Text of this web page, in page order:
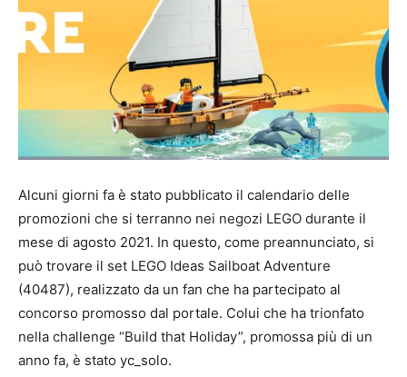
Alcuni giorni fa è stato pubblicato il calendario delle
promozioni che si terranno nei negozi LEGO durante il
mese di agosto 2021. In questo, come preannunciato, si
può trovare il set LEGO Ideas Sailboat Adventure
(40487), realizzato da un fan che ha partecipato al
concorso promosso dal portale. Colui che ha trionfato
nella challenge “Build that Holiday”, promossa più di un
anno fa, è stato yc_solo.